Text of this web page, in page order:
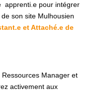
apprenti.e pour intégrer
son site Mulhousien
et Attaché.e de
Manager et
activement aux